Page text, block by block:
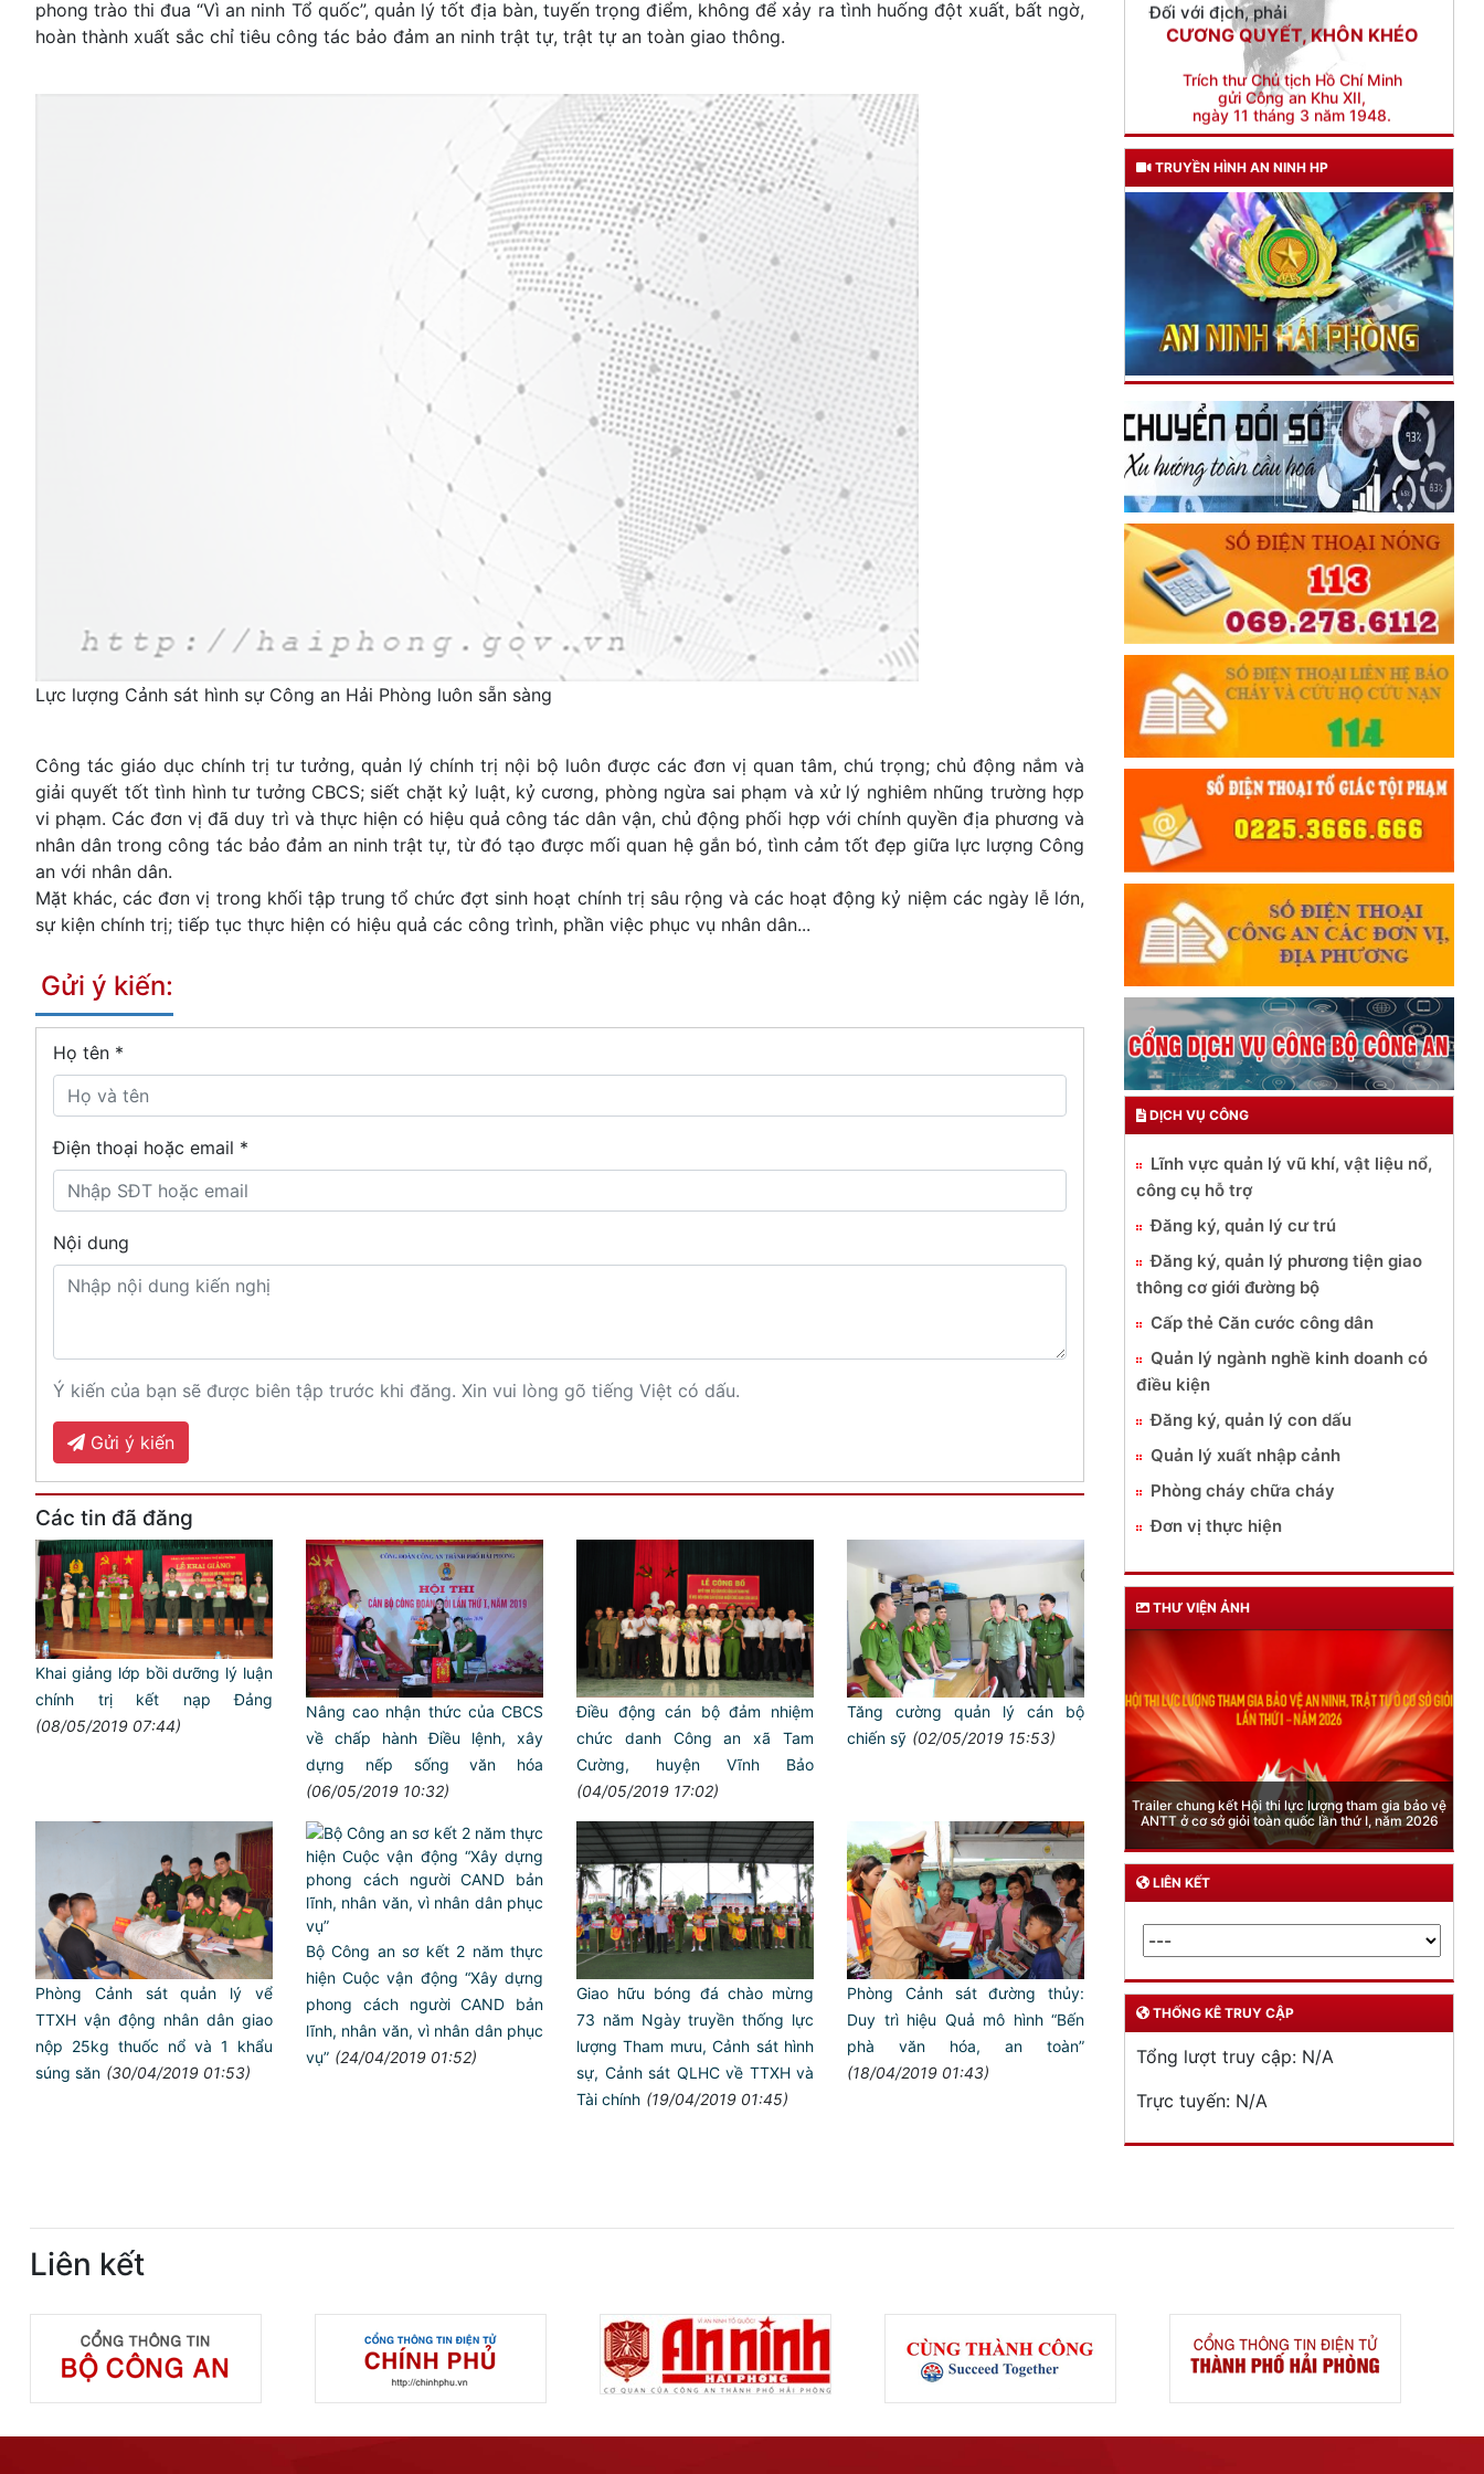
phong trào thi đua “Vì an ninh Tổ quốc”, quản lý tốt địa bàn, tuyến trọng điểm, không để xảy ra tình huống đột xuất, bất ngờ,
hoàn thành xuất sắc chỉ tiêu công tác bảo đảm an ninh trật tự, trật tự an toàn giao thông.
Lực lượng Cảnh sát hình sự Công an Hải Phòng luôn sẵn sàng
Công tác giáo dục chính trị tư tưởng, quản lý chính trị nội bộ luôn được các đơn vị quan tâm, chú trọng; chủ động nắm và
giải quyết tốt tình hình tư tưởng CBCS; siết chặt kỷ luật, kỷ cương, phòng ngừa sai phạm và xử lý nghiêm nhũng trường hợp
vi phạm. Các đơn vị đã duy trì và thực hiện có hiệu quả công tác dân vận, chủ động phối hợp với chính quyền địa phương và
nhân dân trong công tác bảo đảm an ninh trật tự, từ đó tạo được mối quan hệ gắn bó, tình cảm tốt đẹp giữa lực lượng Công
an với nhân dân.
Mặt khác, các đơn vị trong khối tập trung tổ chức đợt sinh hoạt chính trị sâu rộng và các hoạt động kỷ niệm các ngày lễ lớn,
sự kiện chính trị; tiếp tục thực hiện có hiệu quả các công trình, phần việc phục vụ nhân dân...
Gửi ý kiến:
Họ tên *
Điện thoại hoặc email *
Nội dung
Ý kiến của bạn sẽ được biên tập trước khi đăng. Xin vui lòng gõ tiếng Việt có dấu.
Gửi ý kiến
Các tin đã đăng
Khai giảng lớp bồi dưỡng lý luận
chính trị kết nạp Đảng
(08/05/2019 07:44)
Nâng cao nhận thức của CBCS
về chấp hành Điều lệnh, xây
dựng nếp sống văn hóa
(06/05/2019 10:32)
Điều động cán bộ đảm nhiệm
chức danh Công an xã Tam
Cường, huyện Vĩnh Bảo
(04/05/2019 17:02)
Tăng cường quản lý cán bộ
chiến sỹ (02/05/2019 15:53)
Phòng Cảnh sát quản lý vể
TTXH vận động nhân dân giao
nộp 25kg thuốc nổ và 1 khẩu
súng săn (30/04/2019 01:53)
Bộ Công an sơ kết 2 năm thực
hiện Cuộc vận động “Xây dựng
phong cách người CAND bản
lĩnh, nhân văn, vì nhân dân phục
vụ” (24/04/2019 01:52)
Giao hữu bóng đá chào mừng
73 năm Ngày truyền thống lực
lượng Tham mưu, Cảnh sát hình
sự, Cảnh sát QLHC về TTXH và
Tài chính (19/04/2019 01:45)
Phòng Cảnh sát đường thủy:
Duy trì hiệu Quả mô hình “Bến
phà văn hóa, an toàn”
(18/04/2019 01:43)
Trích thư Chủ tịch Hồ Chí Minh
gửi Công an Khu XII,
ngày 11 tháng 3 năm 1948.
TRUYỀN HÌNH AN NINH HP
DỊCH VỤ CÔNG
Lĩnh vực quản lý vũ khí, vật liệu nổ,
công cụ hỗ trợ
Đăng ký, quản lý cư trú
Đăng ký, quản lý phương tiện giao
thông cơ giới đường bộ
Cấp thẻ Căn cước công dân
Quản lý ngành nghề kinh doanh có
điều kiện
Đăng ký, quản lý con dấu
Quản lý xuất nhập cảnh
Phòng cháy chữa cháy
Đơn vị thực hiện
THƯ VIỆN ẢNH
ANTT ở cơ sở giỏi toàn quốc lần thứ I, năm 2026
Phòng Quản lý xuất nhập cảnh: Hướng dẫn những
quy định mới trong lĩnh vực xuất cảnh, nhập cảnh
của công dân việt nam từ ngày 01/7/2026
LIÊN KẾT
THỐNG KÊ TRUY CẬP
Tổng lượt truy cập: N/A
Trực tuyến: N/A
Liên kết